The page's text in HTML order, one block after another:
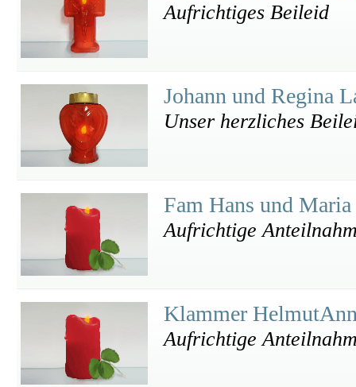
Aufrichtiges Beileid
Johann und Regina
Unser herzliches
Fam Hans und
Aufrichtige
Klammer
Aufrichtige